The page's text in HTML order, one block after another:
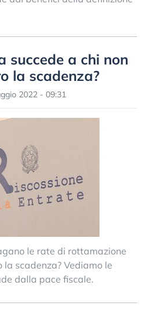
succede a chi non
la scadenza?
2022 - 09:31
le rate di rottamazione
scadenza? Vediamo le
dalla pace fiscale.